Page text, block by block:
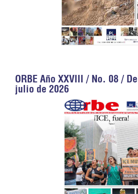
ORBE Año XXVIII / No. 08 /
julio de 2026